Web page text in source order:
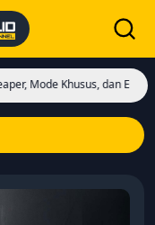
Khusus, dan Event